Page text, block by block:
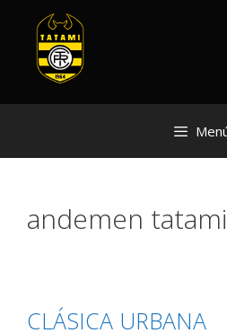
andemen
CLÁSICA URBANA